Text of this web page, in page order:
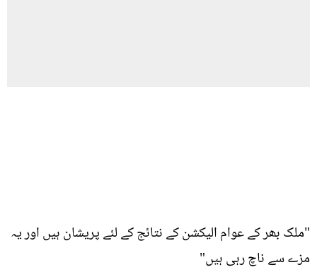
"ملک بھر کے عوام الیکشن کے نتائج کے لئے پریشان ہیں اور یہ
مزے سے ناچ رہی ہیں"